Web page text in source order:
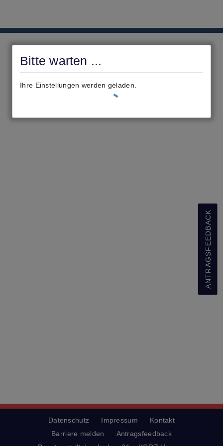
Bitte warten ...
Ihre Einstellungen werden geladen.
ANTRAGSFEEDBACK
Datenschutz Impressum
Kontakt
Barriere melden
Antragsfeedback